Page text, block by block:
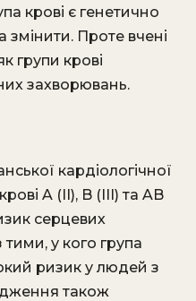
крові є генетично
змінити. Проте вчені
групи крові
захворювань.
кардіологічної
A (II), B (III) та AB
серцевих
у кого група
ризик у людей з
також